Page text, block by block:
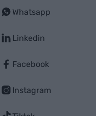
Whatsapp
Linkedin
Facebook
Instagram